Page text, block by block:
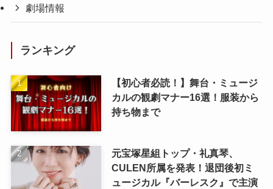
劇場情報
ランキング
【初心者必読！】舞台・ミュージ
カルの観劇マナー16選！服装から
持ち物まで
元宝塚星組トップ・礼真琴、
CULEN所属を発表！退団後初ミ
ュージカル『バーレスク』で主演